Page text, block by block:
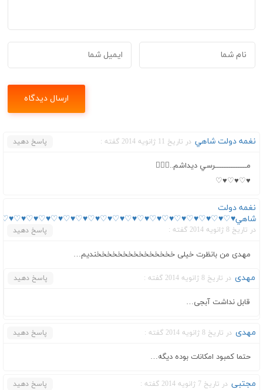
نغمه دولت شاهي در تاریخ 11 ژانویه 2014 گفته : پاسخ دهید
مــــــــــــــــــرسي دیداشم..
♥♡♥♡♥♡
نغمه دولت
در تاریخ 8 ژانویه 2014 گفته : پاسخ دهید
مهدی من بانظرت خیلی خخخخخخخخخخخخخخخندیم…
مهدی در تاریخ 8 ژانویه 2014 گفته : پاسخ دهید
قابل نداشت آبجی…
مهدی در تاریخ 8 ژانویه 2014 گفته : پاسخ دهید
حتما کمبود امکانات بوده دیگه…
مجتبی در تاریخ 7 ژانویه 2014 گفته : پاسخ دهید